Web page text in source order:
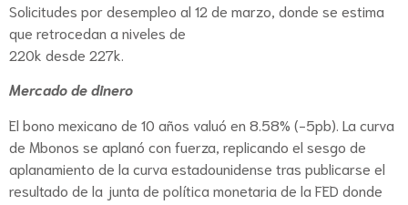
Solicitudes por desempleo al 12 de marzo, donde se estima
que retrocedan a niveles de
220k desde 227k.
Mercado de dinero
El bono mexicano de 10 años valuó en 8.58% (-5pb). La curva
de Mbonos se aplanó con fuerza, replicando el sesgo de
aplanamiento de la curva estadounidense tras publicarse el
resultado de la junta de política monetaria de la FED donde